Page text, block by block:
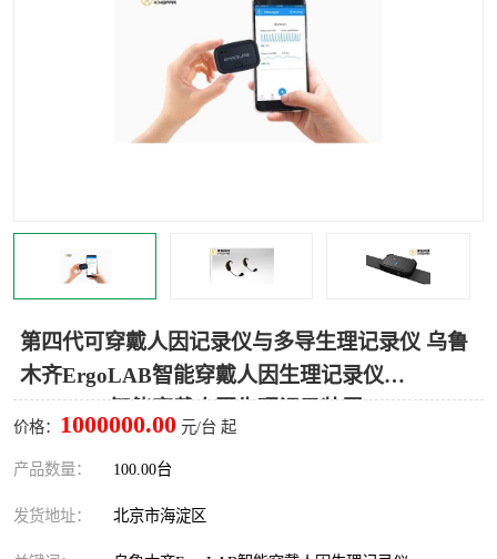
第四代可穿戴人因记录仪与多导生理记录仪 乌鲁
木齐ErgoLAB智能穿戴人因生理记录仪
价格： 1000000.00 元/台 起
产品数量： 100.00台
发货地址： 北京市海淀区
人机交互实验室
神经营销与消费行为实验 车俩与驾驶模拟
人机环境同步云平台 人因测评专家系统